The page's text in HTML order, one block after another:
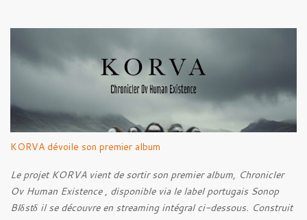
Sense Of Fear
KORVA dévoile son premier album
Le projet KORVA vient de sortir son premier album, Chronicler
Ov Human Existence , disponible via le label portugais Sonop
Blδstδ il se découvre en streaming intégral ci-dessous. Construit